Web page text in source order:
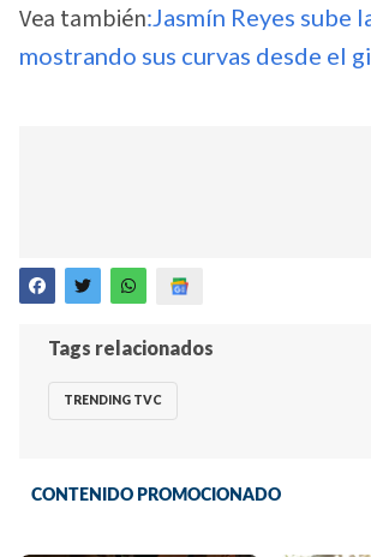
Vea también:Jasmín Reyes sube
mostrando sus curvas desde el
Tags relacionados
TRENDING TVC